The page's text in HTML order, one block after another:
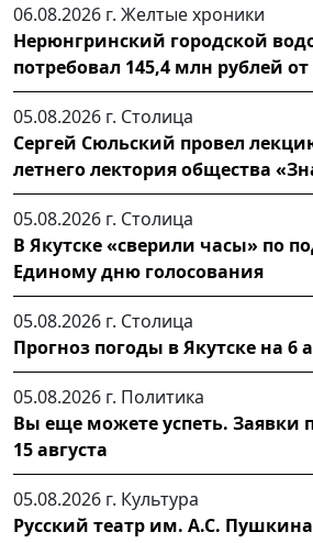
06.08.2026 г. Желтые хроники
Нерюнгринский городской
потребовал 145,4 млн рублей
05.08.2026 г. Столица
Сергей Сюльский провел
летнего лектория общества
05.08.2026 г. Столица
В Якутске «сверили часы» по
Единому дню голосования
05.08.2026 г. Столица
Прогноз погоды в Якутске на 6
05.08.2026 г. Политика
Вы еще можете успеть. Заявки
15 августа
05.08.2026 г. Культура
Русский театр им. А.С.